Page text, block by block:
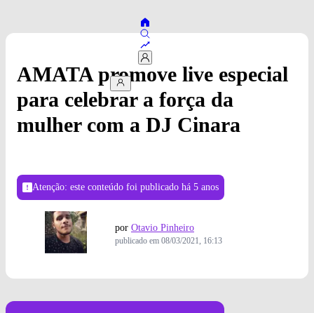
AMATA promove live especial
para celebrar a força da
mulher com a DJ Cinara
Atenção: este conteúdo foi publicado há 5 anos
por Otavio Pinheiro
publicado em 08/03/2021, 16:13